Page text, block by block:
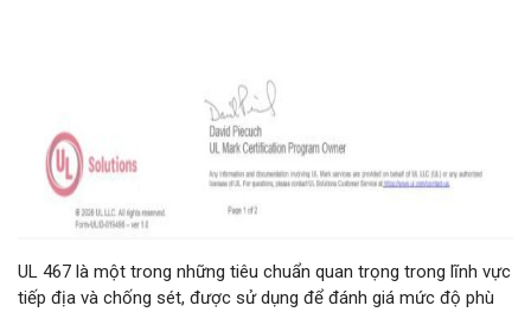
UL 467 là một trong những tiêu chuẩn quan trọng trong lĩnh vực
tiếp địa và chống sét, được sử dụng để đánh giá mức độ phù